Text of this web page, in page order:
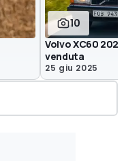
10
Volvo XC60
venduta
25 giu 2025